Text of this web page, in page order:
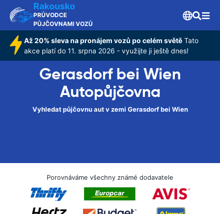
Rakousko
PRŮVODCE
PŮJČOVNAMI VOZŮ
Až 20% sleva na pronájem vozů po celém světě Tato
akce platí do 11. srpna 2026 - využijte ji ještě dnes!
Gerasdorf bei Wien
Autopůjčovna
Vyhledat půjčovnu aut v zemi Gerasdorf bei Wien
Porovnáváme všechny známé dodavatele